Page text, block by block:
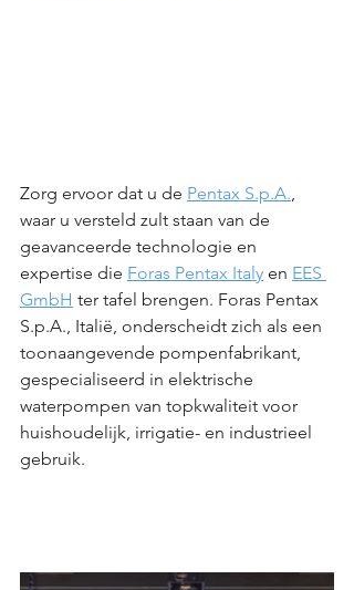
Zorg ervoor dat u de Pentax S.p.A.,
waar u versteld zult staan van de
geavanceerde technologie en
expertise die Foras Pentax Italy en EES
GmbH ter tafel brengen. Foras Pentax
S.p.A., Italië, onderscheidt zich als een
toonaangevende pompenfabrikant,
gespecialiseerd in elektrische
waterpompen van topkwaliteit voor
huishoudelijk, irrigatie- en industrieel
gebruik.